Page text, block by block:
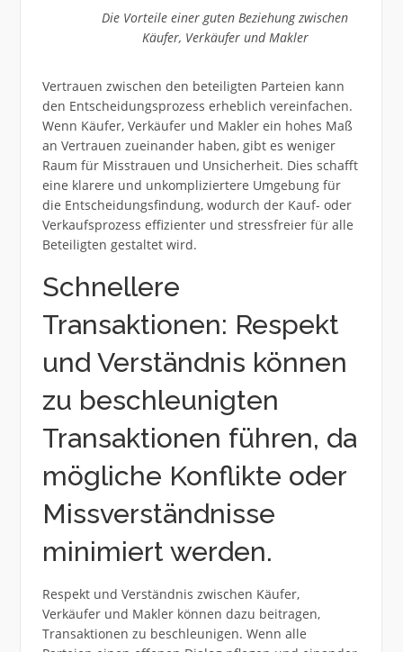
Die Vorteile einer guten Beziehung zwischen
Käufer, Verkäufer und Makler
Vertrauen zwischen den beteiligten Parteien kann
den Entscheidungsprozess erheblich vereinfachen.
Wenn Käufer, Verkäufer und Makler ein hohes Maß
an Vertrauen zueinander haben, gibt es weniger
Raum für Misstrauen und Unsicherheit. Dies schafft
eine klarere und unkompliziertere Umgebung für
die Entscheidungsfindung, wodurch der Kauf- oder
Verkaufsprozess effizienter und stressfreier für alle
Beteiligten gestaltet wird.
Schnellere
Transaktionen: Respekt
und Verständnis können
zu beschleunigten
Transaktionen führen, da
mögliche Konflikte oder
Missverständnisse
minimiert werden.
Respekt und Verständnis zwischen Käufer,
Verkäufer und Makler können dazu beitragen,
Transaktionen zu beschleunigen. Wenn alle